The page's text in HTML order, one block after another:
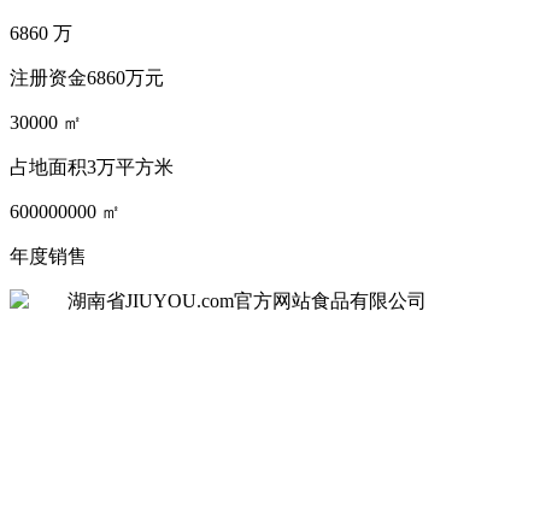
6860 万
注册资金6860万元
30000 ㎡
占地面积3万平方米
600000000 ㎡
年度销售